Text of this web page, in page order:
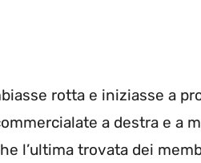
rotta e iniziasse a
a destra e a
l’ultima trovata dei